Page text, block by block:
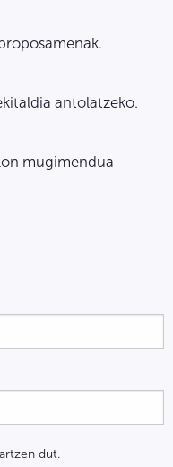
antolatzeko.
mugimendua
dut.